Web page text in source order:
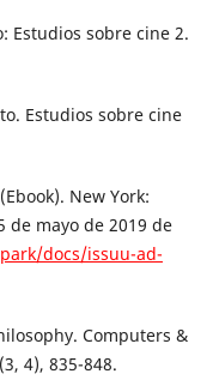
Estudios sobre cine 2.
Estudios sobre cine
New York:
de mayo de 2019 de
docs/issuu-ad-
Computers &
4), 835-848.